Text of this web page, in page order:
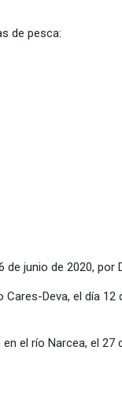
de pesca:
junio de 2020, por
Deva, el día 12
el río Narcea, el